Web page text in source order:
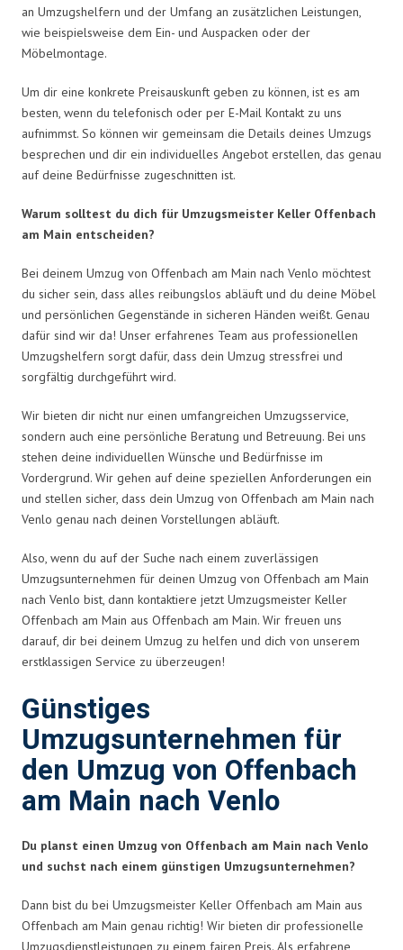
an Umzugshelfern und der Umfang an zusätzlichen Leistungen,
wie beispielsweise dem Ein- und Auspacken oder der
Möbelmontage.
Um dir eine konkrete Preisauskunft geben zu können, ist es am
besten, wenn du telefonisch oder per E-Mail Kontakt zu uns
aufnimmst. So können wir gemeinsam die Details deines Umzugs
besprechen und dir ein individuelles Angebot erstellen, das genau
auf deine Bedürfnisse zugeschnitten ist.
Warum solltest du dich für Umzugsmeister Keller Offenbach
am Main entscheiden?
Bei deinem Umzug von Offenbach am Main nach Venlo möchtest
du sicher sein, dass alles reibungslos abläuft und du deine Möbel
und persönlichen Gegenstände in sicheren Händen weißt. Genau
dafür sind wir da! Unser erfahrenes Team aus professionellen
Umzugshelfern sorgt dafür, dass dein Umzug stressfrei und
sorgfältig durchgeführt wird.
Wir bieten dir nicht nur einen umfangreichen Umzugsservice,
sondern auch eine persönliche Beratung und Betreuung. Bei uns
stehen deine individuellen Wünsche und Bedürfnisse im
Vordergrund. Wir gehen auf deine speziellen Anforderungen ein
und stellen sicher, dass dein Umzug von Offenbach am Main nach
Venlo genau nach deinen Vorstellungen abläuft.
Also, wenn du auf der Suche nach einem zuverlässigen
Umzugsunternehmen für deinen Umzug von Offenbach am Main
nach Venlo bist, dann kontaktiere jetzt Umzugsmeister Keller
Offenbach am Main aus Offenbach am Main. Wir freuen uns
darauf, dir bei deinem Umzug zu helfen und dich von unserem
erstklassigen Service zu überzeugen!
Günstiges
Umzugsunternehmen für
den Umzug von Offenbach
am Main nach Venlo
Du planst einen Umzug von Offenbach am Main nach Venlo
und suchst nach einem günstigen Umzugsunternehmen?
Dann bist du bei Umzugsmeister Keller Offenbach am Main aus
Offenbach am Main genau richtig! Wir bieten dir professionelle
Umzugsdienstleistungen zu einem fairen Preis. Als erfahrene